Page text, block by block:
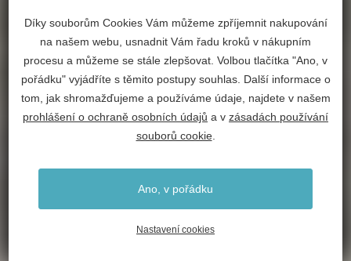
Díky souborům Cookies Vám můžeme zpříjemnit nakupování
na našem webu, usnadnit Vám řadu kroků v nákupním
procesu a můžeme se stále zlepšovat. Volbou tlačítka "Ano, v
pořádku" vyjádříte s těmito postupy souhlas. Další informace o
tom, jak shromažďujeme a používáme údaje, najdete v našem
prohlášení o ochraně osobních údajů a v zásadách používání
souborů cookie.
Ano, v pořádku
Nastavení cookies